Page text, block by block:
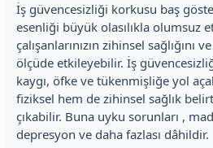
İş güvencesizliği korkusu baş
esenliği büyük olasılıkla olumsuz
çalışanlarınızın zihinsel sağlığını
ölçüde etkileyebilir. İş
kaygı, öfke ve tükenmişliğe yol
fiziksel hem de zihinsel sağlık
çıkabilir. Buna uyku sorunları ,
depresyon ve daha fazlası dâhildir.